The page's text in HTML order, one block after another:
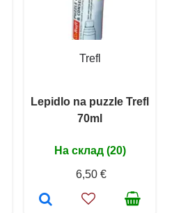
Trefl
Lepidlo na puzzle Trefl
70ml
На склад (20)
6,50 €